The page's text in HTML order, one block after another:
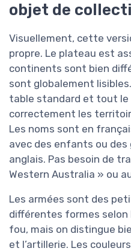
objet de
Visuellement, cette
propre. Le plateau est
continents sont bien
sont globalement
table standard et tout le
correctement les
Les noms sont en
avec des enfants ou des
anglais. Pas besoin de
Western Australia » ou
Les armées sont des
différentes formes selon
fou, mais on distingue
et l’artillerie. Les